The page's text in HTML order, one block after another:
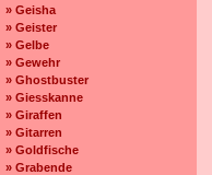
» Geisha
» Geister
» Gelbe
» Gewehr
» Ghostbuster
» Giesskanne
» Giraffen
» Gitarren
» Goldfische
» Grabende